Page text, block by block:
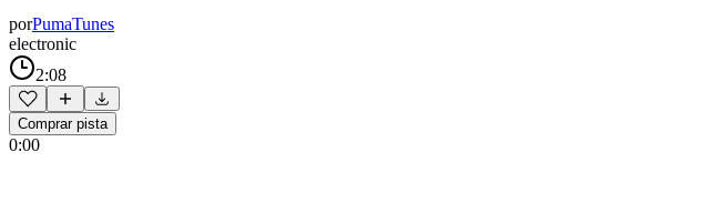
porPumaTunes
electronic
2:08
Comprar pista
0:00